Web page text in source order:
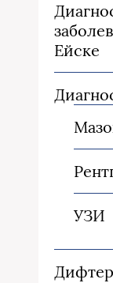
Ейске
УЗИ